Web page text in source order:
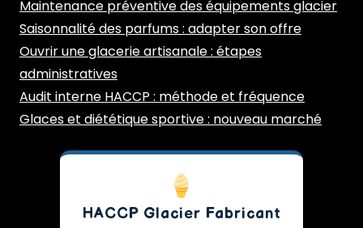
Maintenance préventive des équipements glacier
Saisonnalité des parfums : adapter son offre
Ouvrir une glacerie artisanale : étapes
administratives
Audit interne HACCP : méthode et fréquence
Glaces et diététique sportive : nouveau marché
HACCP Glacier Fabricant